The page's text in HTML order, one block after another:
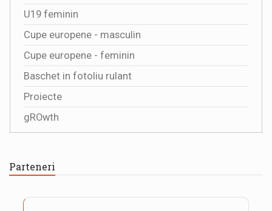
U19 feminin
Cupe europene - masculin
Cupe europene - feminin
Baschet in fotoliu rulant
Proiecte
gROwth
Parteneri